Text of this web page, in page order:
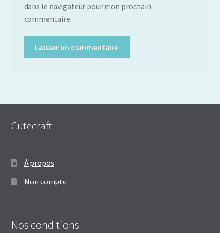
dans le navigateur pour mon prochain
commentaire.
Cutecraft
À propos
Mon compte
Nos conditions